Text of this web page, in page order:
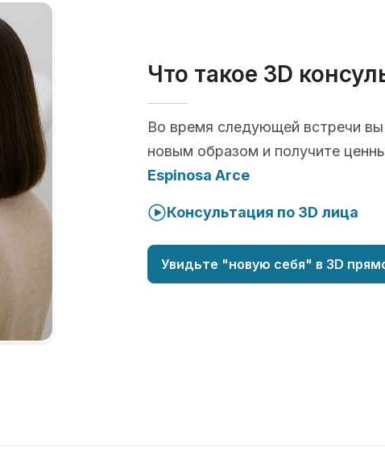
Что такое 3D
Во время следующей встречи
новым образом и получите
Espinosa Arce
Консультация по 3D лица
Увидьте "новую себя" в 3D